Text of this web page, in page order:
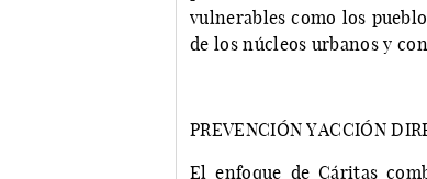
vulnerables como los
de los núcleos urbanos y
PREVENCIÓN Y ACCIÓN
El enfoque de Cáritas